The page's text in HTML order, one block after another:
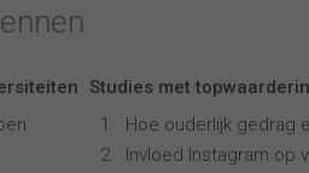
Studies met
Hoe ouderlijk gedrag
Invloed Instagram op